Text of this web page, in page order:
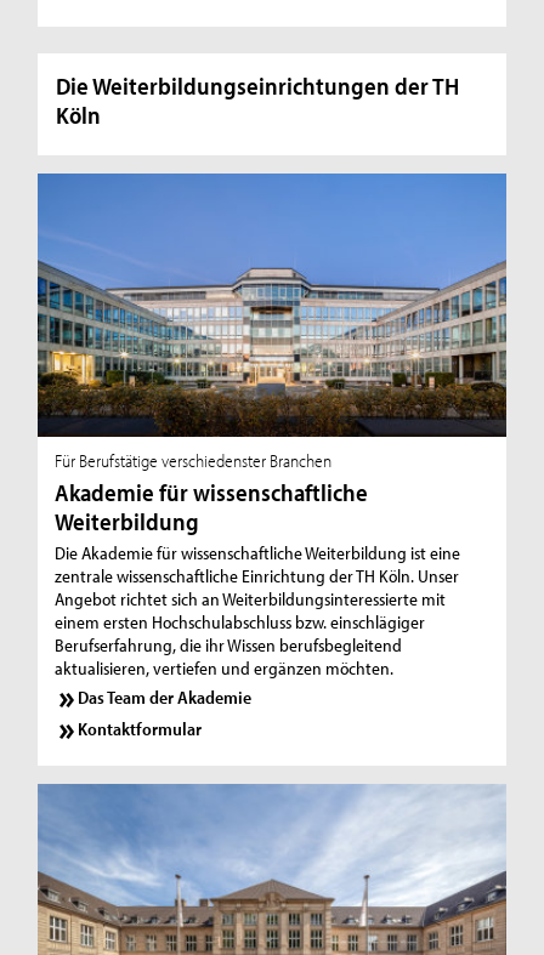
Die Weiterbildungseinrichtungen der TH
Köln
Für Berufstätige verschiedenster Branchen
Akademie für wissenschaftliche
Weiterbildung
Die Akademie für wissenschaftliche Weiterbildung ist eine
zentrale wissenschaftliche Einrichtung der TH Köln. Unser
Angebot richtet sich an Weiterbildungsinteressierte mit
einem ersten Hochschulabschluss bzw. einschlägiger
Berufserfahrung, die ihr Wissen berufsbegleitend
aktualisieren, vertiefen und ergänzen möchten.
Das Team der Akademie
Kontaktformular